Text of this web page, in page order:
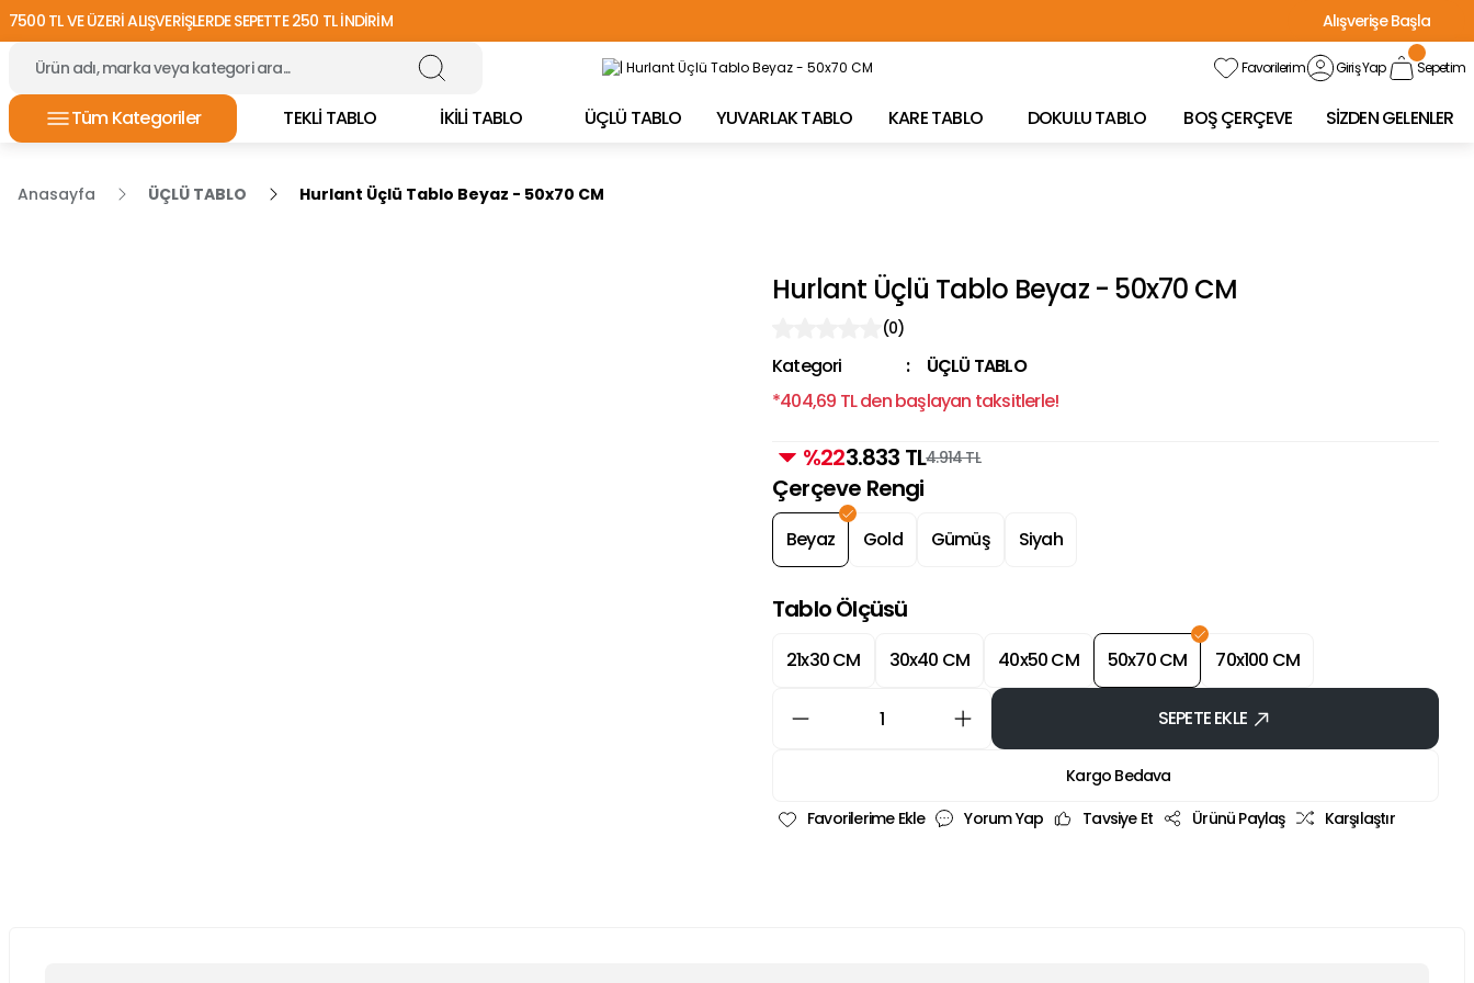
7500 TL VE ÜZERİ ALIŞVERİŞLERDE SEPETTE 250 TL İNDİRİM
Alışverişe Başla
TÜRKİYE'NİN HER YERİNE ÜCRETSİZ KARGO!
Favorilerim Giriş Yap Sepetim
Tüm Kategoriler TEKLİ TABLO İKİLİ TABLO ÜÇLÜ TABLO YUVARLAK TABLO KARE TABLO DOKULU TABLO BOŞ ÇERÇEVE SİZDEN GELENLER
Anasayfa ÜÇLÜ TABLO Hurlant Üçlü Tablo Beyaz - 50x70 CM
Hurlant Üçlü Tablo Beyaz - 50x70 CM
(0)
Kategori
ÜÇLÜ TABLO
*404,69 TL den başlayan taksitlerle!
%223.833 TL4.914 TL
Çerçeve Rengi
Beyaz Gold Gümüş Siyah
Tablo Ölçüsü
21x30 CM 30x40 CM 40x50 CM 50x70 CM 70x100 CM
SEPETE EKLE
Kargo Bedava
Yorum Yap
Tavsiye Et Ürünü Paylaş Karşılaştır